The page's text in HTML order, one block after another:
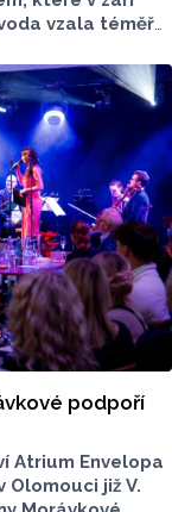
vzala téměř
namalovaly
adventu
centru Olomouce.
podpoří
Atrium Envelopa
již V.